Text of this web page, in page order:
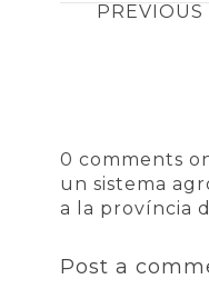
PREVIOUS
0 comments
un sistema
a la província
Post a